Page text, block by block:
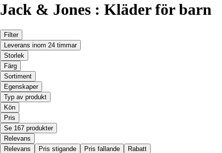
Jack & Jones : Kläder för barn
Filter
Leverans inom 24 timmar
Storlek
Färg
Sortiment
Egenskaper
Typ av produkt
Kön
Pris
Se 167 produkter
Relevans
Relevans
Pris stigande Pris fallande Rabatt